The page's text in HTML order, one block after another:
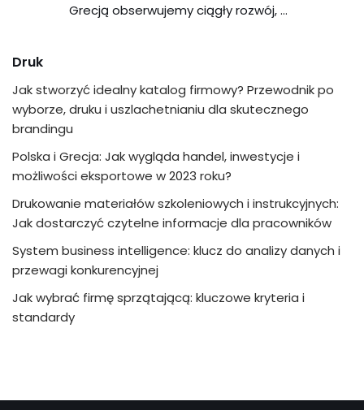
Grecją obserwujemy ciągły rozwój, …
Druk
Jak stworzyć idealny katalog firmowy? Przewodnik po
wyborze, druku i uszlachetnianiu dla skutecznego
brandingu
Polska i Grecja: Jak wygląda handel, inwestycje i
możliwości eksportowe w 2023 roku?
Drukowanie materiałów szkoleniowych i instrukcyjnych:
Jak dostarczyć czytelne informacje dla pracowników
System business intelligence: klucz do analizy danych i
przewagi konkurencyjnej
Jak wybrać firmę sprzątającą: kluczowe kryteria i
standardy